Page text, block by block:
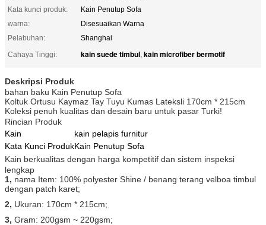
Kata kunci produk:
Kain Penutup Sofa
warna:
Disesuaikan Warna
Pelabuhan:
Shanghai
Cahaya Tinggi:
kain suede timbul, kain microfiber bermotif
Deskripsi Produk
bahan baku Kain Penutup Sofa
Koltuk Ortusu Kaymaz Tay Tuyu Kumas Lateksli 170cm * 215cm
Koleksi penuh kualitas dan desain baru untuk pasar Turki!
Rincian Produk
Kain
kain pelapis furnitur
Kata Kunci ProdukKain Penutup Sofa
Kain berkualitas dengan harga kompetitif dan sistem inspeksi
lengkap
1, nama Item: 100% polyester Shine / benang terang velboa timbul
dengan patch karet;
2, Ukuran: 170cm * 215cm;
3, Gram: 200gsm ~ 220gsm;